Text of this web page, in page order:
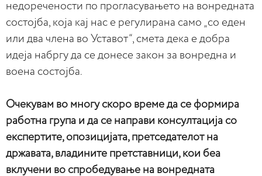
недоречености по прогласувањето на вонредната
состојба, која кај нас е регулирана само „со еден
или два члена во Уставот“, смета дека е добра
идеја набргу да се донесе закон за вонредна и
воена состојба.
Очекувам во многу скоро време да се формира
работна група и да се направи консултација со
експертите, опозицијата, претседателот на
државата, владините претставници, кои беа
вклучени во спробедување на вонредната